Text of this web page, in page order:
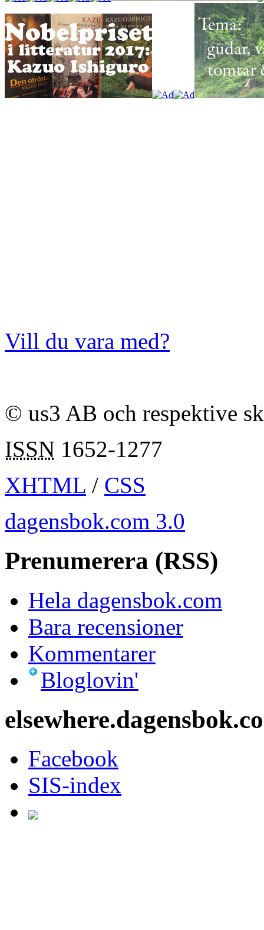
Vill du vara med?
© us3 AB och respektive
ISSN 1652-1277
XHTML / CSS
dagensbok.com 3.0
Prenumerera (RSS)
Hela dagensbok.com
Bara recensioner
Kommentarer
Bloglovin'
Facebook
SIS-index